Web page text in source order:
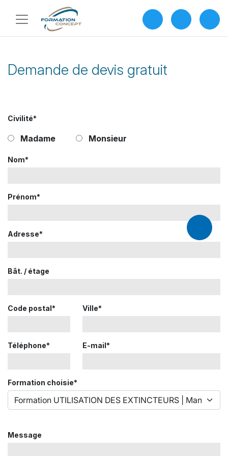
Demande de devis gratuit
Civilité*
Madame Monsieur
Nom*
Prénom*
Adresse*
Bât. / étage
Code postal* Ville*
Téléphone* E-mail*
Formation choisie*
Message